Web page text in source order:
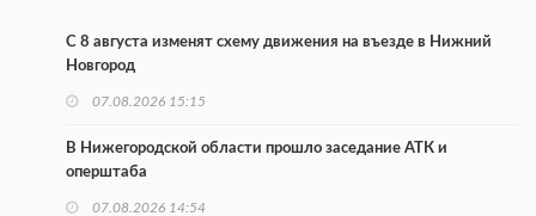
С 8 августа изменят схему движения на въезде в Нижний
Новгород
07.08.2026 15:15
В Нижегородской области прошло заседание АТК и
оперштаба
07.08.2026 14:54